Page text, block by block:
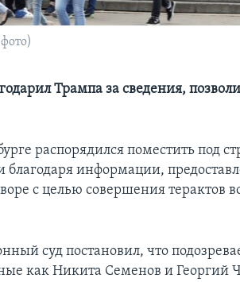
Трампа за сведения,
распорядился поместить под
благодаря информации,
с целью совершения терактов
суд постановил, что
как Никита Семенов и